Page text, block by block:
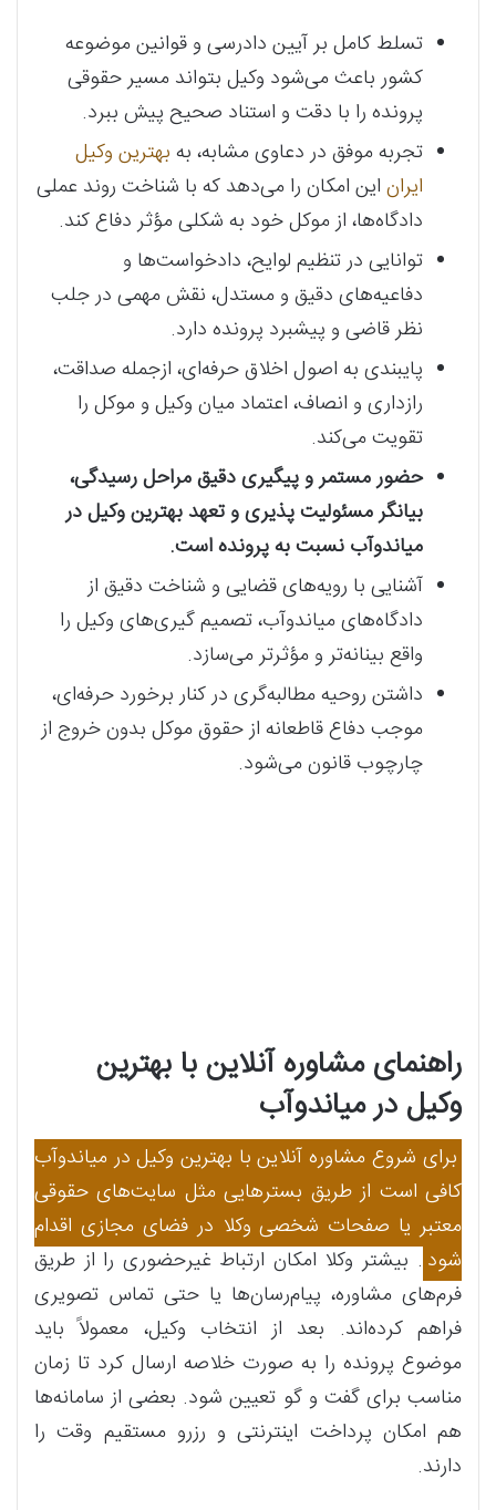
تسلط کامل بر آیین دادرسی و قوانین موضوعه
کشور باعث می‌شود وکیل بتواند مسیر حقوقی
پرونده را با دقت و استناد صحیح پیش ببرد.
تجربه موفق در دعاوی مشابه، به بهترین وکیل
ایران این امکان را می‌دهد که با شناخت روند عملی
دادگاه‌ها، از موکل خود به شکلی مؤثر دفاع کند.
توانایی در تنظیم لوایح، دادخواست‌ها و
دفاعیه‌های دقیق و مستدل، نقش مهمی در جلب
نظر قاضی و پیشبرد پرونده دارد.
پایبندی به اصول اخلاق حرفه‌ای، ازجمله صداقت،
رازداری و انصاف، اعتماد میان وکیل و موکل را
تقویت می‌کند.
حضور مستمر و پیگیری دقیق مراحل رسیدگی،
بیانگر مسئولیت‌ پذیری و تعهد بهترین وکیل در
میاندوآب نسبت به پرونده است.
آشنایی با رویه‌های قضایی و شناخت دقیق از
دادگاه‌های میاندوآب، تصمیم‌ گیری‌های وکیل را
واقع‌ بینانه‌تر و مؤثرتر می‌سازد.
داشتن روحیه مطالبه‌گری در کنار برخورد حرفه‌ای،
موجب دفاع قاطعانه از حقوق موکل بدون خروج از
چارچوب قانون می‌شود.
راهنمای مشاوره آنلاین با بهترین
وکیل در میاندوآب
برای شروع مشاوره آنلاین با بهترین وکیل در میاندوآب
کافی است از طریق بسترهایی مثل سایت‌های حقوقی
معتبر یا صفحات شخصی وکلا در فضای مجازی اقدام
شود . بیشتر وکلا امکان ارتباط غیرحضوری را از طریق
فرم‌های مشاوره، پیام‌رسان‌ها یا حتی تماس تصویری
فراهم کرده‌اند. بعد از انتخاب وکیل، معمولاً باید
موضوع پرونده را به‌ صورت خلاصه ارسال کرد تا زمان
مناسب برای گفت‌ و گو تعیین شود. بعضی از سامانه‌ها
هم امکان پرداخت اینترنتی و رزرو مستقیم وقت را
دارند.